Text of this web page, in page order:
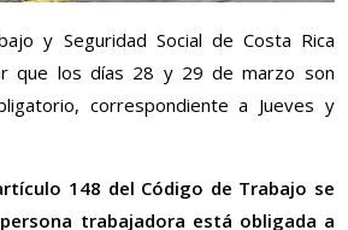
y Seguridad Social de Costa Rica
que los días 28 y 29 de marzo son
correspondiente a Jueves y
148 del Código de Trabajo se
trabajadora está obligada a